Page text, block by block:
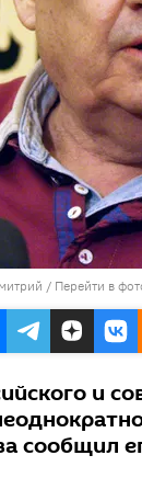
/ Перейти в
и
сообщил